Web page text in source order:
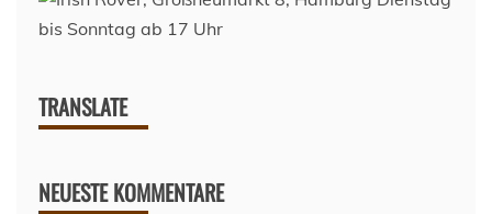
TRANSLATE
NEUESTE KOMMENTARE